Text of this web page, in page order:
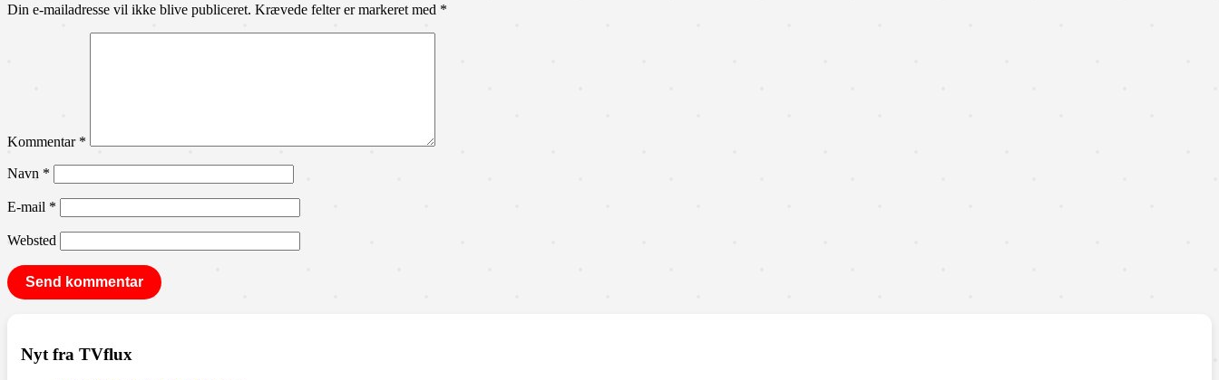
Din e-mailadresse vil ikke blive publiceret. Krævede felter er markeret med *
Kommentar *
Navn *
E-mail *
Websted
Nyt fra TVflux